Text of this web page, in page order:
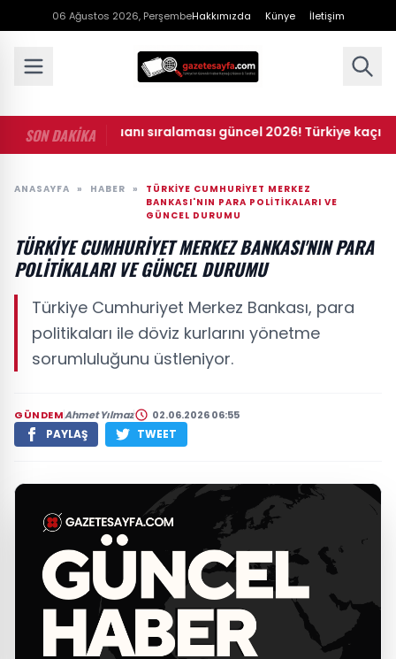
06 Ağustos 2026, PerşembeHakkımızda Künye İletişim
SON DAKİKA
• UEFA ülke puanı sıralaması güncel 2026! Türkiye kaçıncı
ANASAYFA » HABER »
TÜRKIYE CUMHURIYET MERKEZ
BANKASI'NIN PARA POLITIKALARI VE
GÜNCEL DURUMU
TÜRKIYE CUMHURIYET MERKEZ BANKASI'NIN PARA
POLITIKALARI VE GÜNCEL DURUMU
Türkiye Cumhuriyet Merkez Bankası, para
politikaları ile döviz kurlarını yönetme
sorumluluğunu üstleniyor.
GÜNDEMAhmet Yılmaz 02.06.2026 06:55
PAYLAŞ TWEET